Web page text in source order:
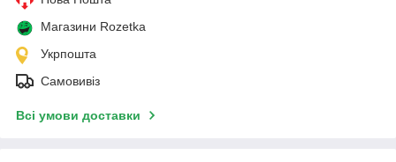
Магазини Rozetka
Укрпошта
Самовивіз
Всі умови доставки